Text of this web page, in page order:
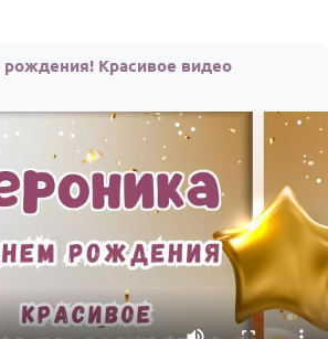
Красивое видео